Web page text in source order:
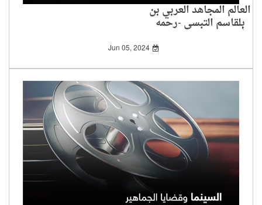
العالم المجاهد العربي بن
بلقاسم التبسي -رحمه
Jun 05, 2024